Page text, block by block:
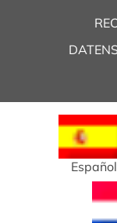
Español